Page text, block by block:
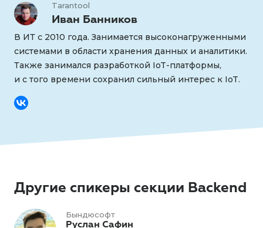
Tarantool
Иван Банников
В ИТ с 2010 года. Занимается высоконагруженными
системами в области хранения данных и аналитики.
Также занимался разработкой IoT-платформы,
и с того времени сохранил сильный интерес к IoT.
Другие спикеры секции Backend
Бындюсофт
Руслан Сафин